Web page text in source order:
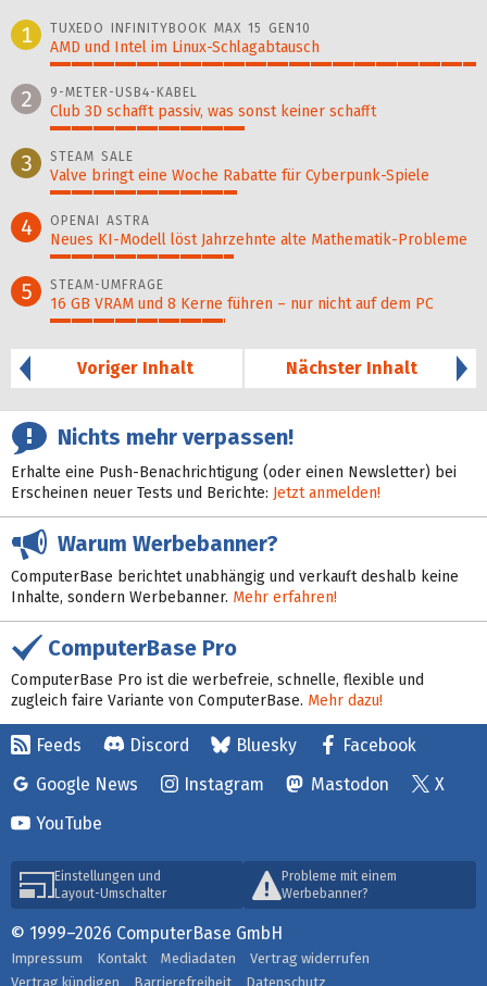
1
TUXEDO INFINITYBOOK MAX 15 GEN10
AMD und Intel im Linux-Schlagabtausch
100%
2 9-METER-USB4-KABEL
Club 3D schafft passiv, was sonst keiner schafft
46%
3 STEAM SALE
Valve bringt eine Woche Rabatte für Cyberpunk-Spiele
44%
4 OPENAI ASTRA
Neues KI-Modell löst Jahr­zehn­te alte Ma­thematik-Pro­ble­me
43%
5 STEAM-UMFRAGE
16 GB VRAM und 8 Kerne führen – nur nicht auf dem PC
41%
Voriger Inhalt
Nächster Inhalt
Nichts mehr verpassen!
Erhalte eine Push-Benachrichtigung (oder einen Newsletter) bei
Erscheinen neuer Tests und Berichte: Jetzt anmelden!
Warum Werbebanner?
ComputerBase berichtet unabhängig und verkauft deshalb keine
Inhalte, sondern Werbebanner. Mehr erfahren!
ComputerBase Pro
ComputerBase Pro ist die werbefreie, schnelle, flexible und
zugleich faire Variante von ComputerBase. Mehr dazu!
Feeds Discord Bluesky
Facebook
Google News
Instagram Mastodon
X
YouTube
Einstellungen und
Layout-Umschalter
Probleme mit einem
Werbebanner?
© 1999–2026 ComputerBase GmbH
Impressum Kontakt Mediadaten
Vertrag widerrufen
Vertrag kündigen
Barrierefreiheit Datenschutz